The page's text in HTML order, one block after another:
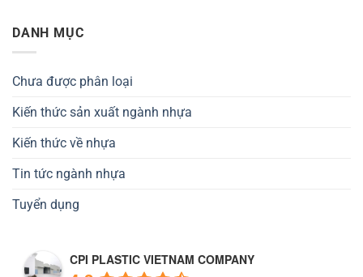
DANH MỤC
Chưa được phân loại
Kiến thức sản xuất ngành nhựa
Kiến thức về nhựa
Tin tức ngành nhựa
Tuyển dụng
CPI PLASTIC VIETNAM COMPANY